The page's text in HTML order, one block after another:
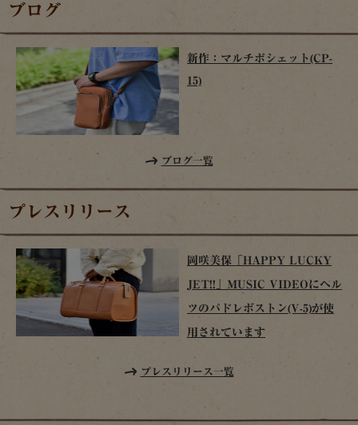
ブログ
新作：マルチポシェット(CP-
15)
ブログ一覧
プレスリリース
岡咲美保「HAPPY LUCKY
JET!!」MUSIC VIDEOにヘル
ツのパドレボストン(V-5)が使
用されています
プレスリリース一覧